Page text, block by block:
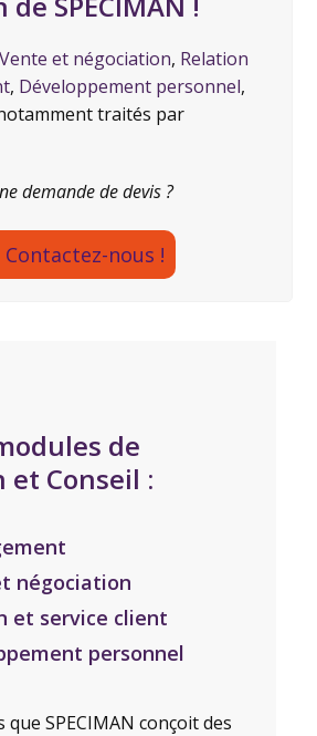
Vente et négociation, Relation
, Développement personnel,
traités par
demande de devis ?
Contactez-nous !
de
et Conseil :
négociation
et service client
personnel
SPECIMAN conçoit des